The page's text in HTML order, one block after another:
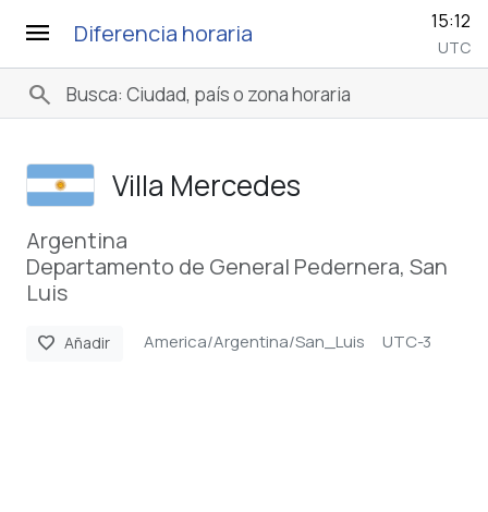
menu Diferencia horaria 15:12
UTC
search
Villa Mercedes
Argentina
Departamento de General Pedernera, San
Luis
favorite Añadir America/Argentina/San_Luis UTC-3